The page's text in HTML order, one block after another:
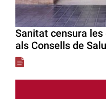
Sanitat censura
als Consells de